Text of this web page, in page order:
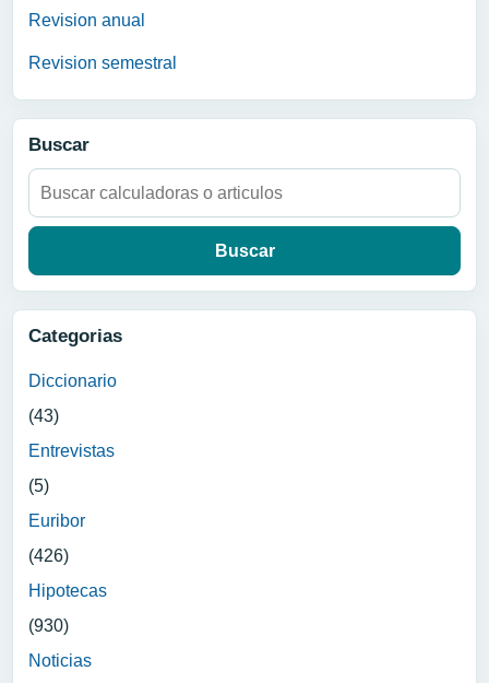
Revision anual
Revision semestral
Buscar
Buscar:
Categorias
Diccionario
(43)
Entrevistas
(5)
Euribor
(426)
Hipotecas
(930)
Noticias